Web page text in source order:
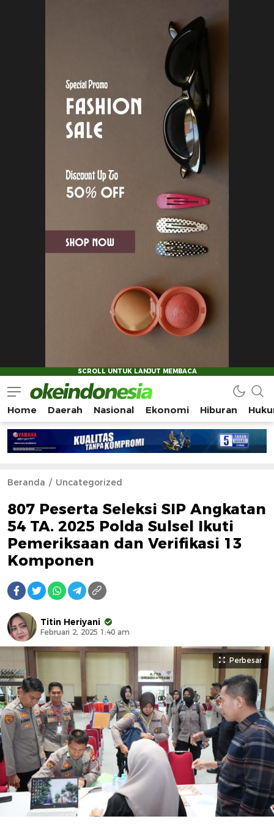
Okeindonesia.Online
Mengonlinekan Indonesia Secara Utuh
Home Daerah Nasional Ekonomi Hiburan
Beranda Uncategorized
807 Peserta Seleksi SIP Angkatan
54 TA. 2025 Polda Sulsel Ikuti
Pemeriksaan dan Verifikasi 13
Komponen
Titin Heriyani
Februari 2, 2025 1:40 am
Perbesar